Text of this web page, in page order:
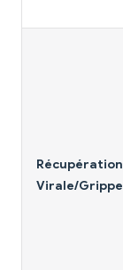
Récupération
Virale/Grippe